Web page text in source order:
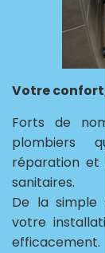
Votre
Forts de
plombiers
réparation et
sanitaires.
De la
votre
efficacement.